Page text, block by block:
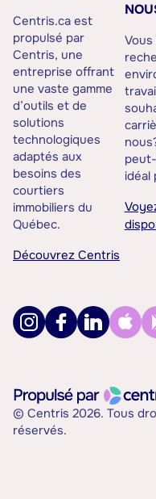
Centris.ca est
propulsé par
Centris, une
entreprise offrant
une vaste gamme
d’outils et de
solutions
technologiques
adaptés aux
besoins des
courtiers
immobiliers du
Québec.
Découvrez Centris
idéal
© Centris 2026. Tous
réservés.